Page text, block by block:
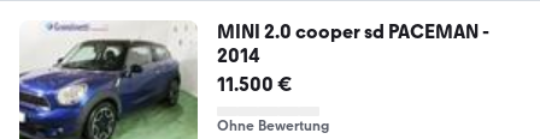
MINI 2.0 cooper sd PACEMAN -
2014
11.500 €
Ohne Bewertung